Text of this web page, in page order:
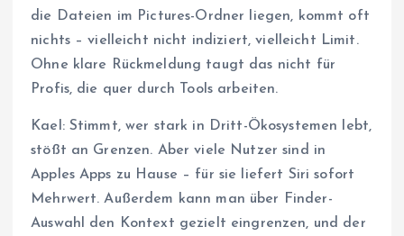
die Dateien im Pictures-Ordner liegen, kommt oft
nichts – vielleicht nicht indiziert, vielleicht Limit.
Ohne klare Rückmeldung taugt das nicht für
Profis, die quer durch Tools arbeiten.
Kael: Stimmt, wer stark in Dritt-Ökosystemen lebt,
stößt an Grenzen. Aber viele Nutzer sind in
Apples Apps zu Hause – für sie liefert Siri sofort
Mehrwert. Außerdem kann man über Finder-
Auswahl den Kontext gezielt eingrenzen, und der